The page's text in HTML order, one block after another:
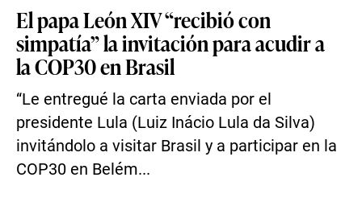
El papa León XIV “recibió con
simpatía” la invitación para acudir a
la COP30 en Brasil
“Le entregué la carta enviada por el
presidente Lula (Luiz Inácio Lula da Silva)
invitándolo a visitar Brasil y a participar en la
COP30 en Belém...